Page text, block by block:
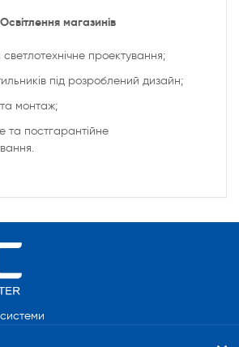
Освітлення магазинів
проектування;
під розроблений дизайн;
монтаж;
та постгарантійне